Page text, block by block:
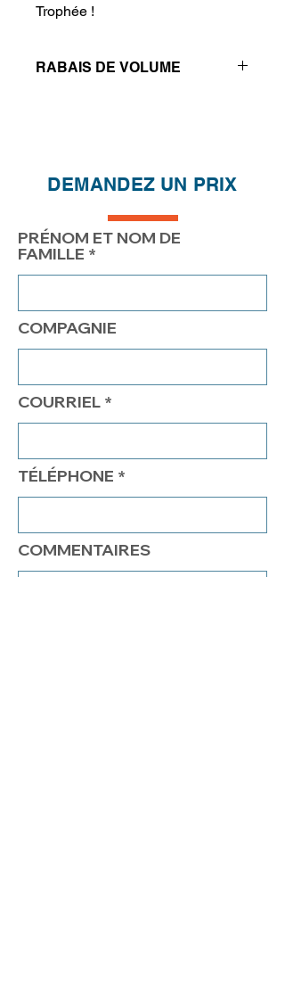
Trophée !
RABAIS DE VOLUME
PRIX 350.20$ 300.20$ 270.20$
DEMANDEZ UN PRIX
PRÉNOM ET NOM DE
FAMILLE
COMPAGNIE
COURRIEL
TÉLÉPHONE
COMMENTAIRES